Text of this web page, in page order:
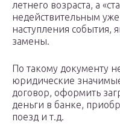
летнего возраста, а
недействительным
наступления события,
замены.
По такому документу
юридические
договор, оформить
деньги в банке,
поезд и т.д.